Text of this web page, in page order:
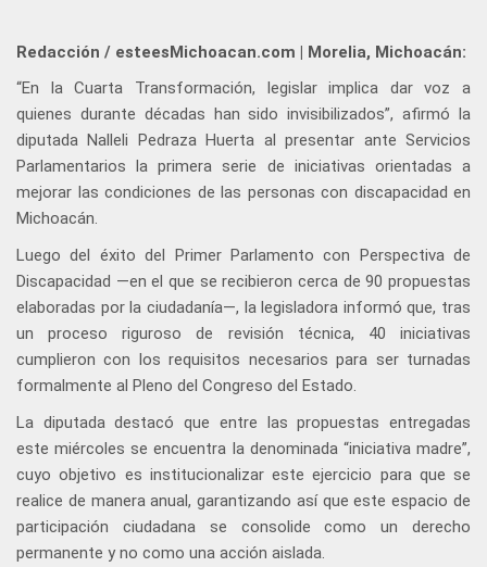
Redacción / esteesMichoacan.com | Morelia, Michoacán:
“En la Cuarta Transformación, legislar implica dar voz a
quienes durante décadas han sido invisibilizados”, afirmó la
diputada Nalleli Pedraza Huerta al presentar ante Servicios
Parlamentarios la primera serie de iniciativas orientadas a
mejorar las condiciones de las personas con discapacidad en
Michoacán.
Luego del éxito del Primer Parlamento con Perspectiva de
Discapacidad —en el que se recibieron cerca de 90 propuestas
elaboradas por la ciudadanía—, la legisladora informó que, tras
un proceso riguroso de revisión técnica, 40 iniciativas
cumplieron con los requisitos necesarios para ser turnadas
formalmente al Pleno del Congreso del Estado.
La diputada destacó que entre las propuestas entregadas
este miércoles se encuentra la denominada “iniciativa madre”,
cuyo objetivo es institucionalizar este ejercicio para que se
realice de manera anual, garantizando así que este espacio de
participación ciudadana se consolide como un derecho
permanente y no como una acción aislada.